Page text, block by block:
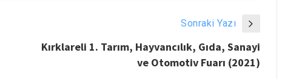
Sonraki Yazı
Kırklareli 1. Tarım, Hayvancılık, Gıda, Sanayi
ve Otomotiv Fuarı (2021)